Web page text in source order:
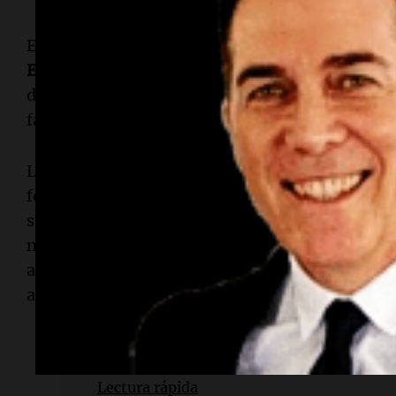
En un comunicado, los
Centros para el Control
Enfermedades
(CDC) instaron a los
dejar de utilizarla de inmediato. También
fabrica en Europa, su venta es exclusiva para
Los CDC recomendaron que cualquier persona
fotografía, anote el número de lote y la fecha de
sus bebés por si comienzan a mostrar
manténgala guardada en un lugar seguro,
alimenta a su bebé, durante al menos un mes",
aparecen síntomas después de un mes,
Lectura rápida